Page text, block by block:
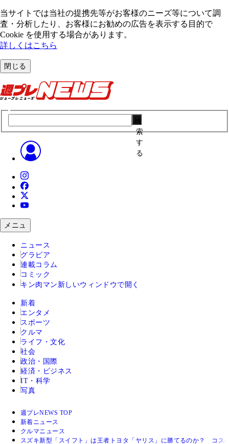
当サイトでは当社の提携先等がお客様のニーズ等について調
査・分析したり、お客様にお勧めの広告を表⽰する⽬的で
Cookie を使⽤する場合があります。
詳しくはこちら
閉じる
索
す
る
メニュ
ニュース
グラビア
連載コラム
コミック
キン肉マン 新しいウィンドウで開く
新着
エンタメ
スポーツ
クルマ
ライフ・文化
社会
政治・国際
経済・ビジネス
IT・科学
写真
週プレNEWS TOP
新着ニュース
クルマニュース
スズキ新型「スイフト」は王者トヨタ「ヤリス」に勝てるのか？ コ